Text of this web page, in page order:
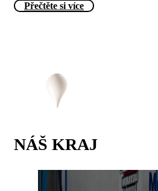
Přečtěte si více
NÁŠ KRAJ